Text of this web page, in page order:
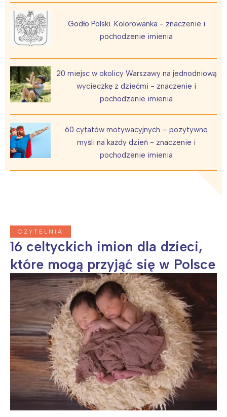
Godło Polski. Kolorowanka - znaczenie i
pochodzenie imienia
20 miejsc w okolicy Warszawy na jednodniową
wycieczkę z dziećmi - znaczenie i
pochodzenie imienia
60 cytatów motywacyjnych – pozytywne
myśli na każdy dzień - znaczenie i
pochodzenie imienia
CZYTELNIA
16 celtyckich imion dla dzieci,
które mogą przyjąć się w Polsce